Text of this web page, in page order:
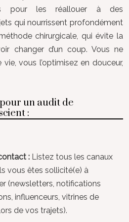
pour les réallouer à des
qui nourrissent profondément
chirurgicale, qui évite la
changer d’un coup. Vous ne
vous l’optimisez en douceur,
un audit de
:
: Listez tous les canaux
vous êtes sollicité(e) à
(newsletters, notifications
influenceurs, vitrines de
de vos trajets).